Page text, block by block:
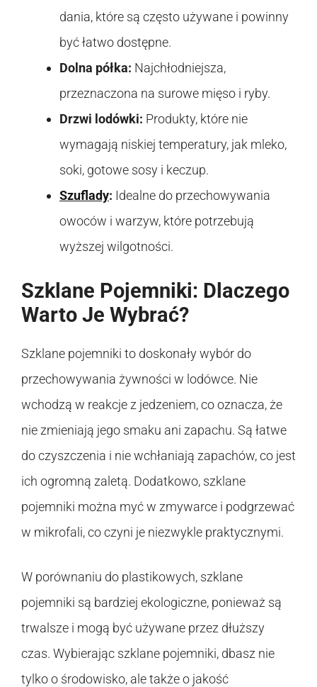
dania, które są często używane i powinny
być łatwo dostępne.
Dolna półka: Najchłodniejsza,
przeznaczona na surowe mięso i ryby.
Drzwi lodówki: Produkty, które nie
wymagają niskiej temperatury, jak mleko,
soki, gotowe sosy i keczup.
Szuflady: Idealne do przechowywania
owoców i warzyw, które potrzebują
wyższej wilgotności.
Szklane Pojemniki: Dlaczego
Warto Je Wybrać?
Szklane pojemniki to doskonały wybór do
przechowywania żywności w lodówce. Nie
wchodzą w reakcje z jedzeniem, co oznacza, że
nie zmieniają jego smaku ani zapachu. Są łatwe
do czyszczenia i nie wchłaniają zapachów, co jest
ich ogromną zaletą. Dodatkowo, szklane
pojemniki można myć w zmywarce i podgrzewać
w mikrofali, co czyni je niezwykle praktycznymi.
W porównaniu do plastikowych, szklane
pojemniki są bardziej ekologiczne, ponieważ są
trwalsze i mogą być używane przez dłuższy
czas. Wybierając szklane pojemniki, dbasz nie
tylko o środowisko, ale także o jakość